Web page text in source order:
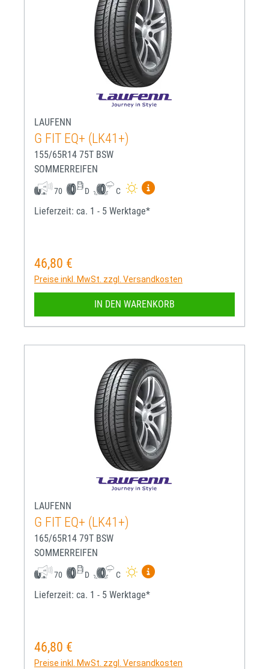
LAUFENN
G FIT EQ+ (LK41+)
155/65R14 75T BSW
SOMMERREIFEN
70 D C
Mehr Informationen zum
Lieferzeit: ca. 1 - 5 Werktage*
Regulärer Preis:
46,80 €
Preise inkl. MwSt. zzgl. Versandkosten
IN DEN WARENKORB
LAUFENN
G FIT EQ+ (LK41+)
165/65R14 79T BSW
SOMMERREIFEN
70 D C
Mehr Informationen zum
Lieferzeit: ca. 1 - 5 Werktage*
Regulärer Preis:
46,80 €
Preise inkl. MwSt. zzgl. Versandkosten